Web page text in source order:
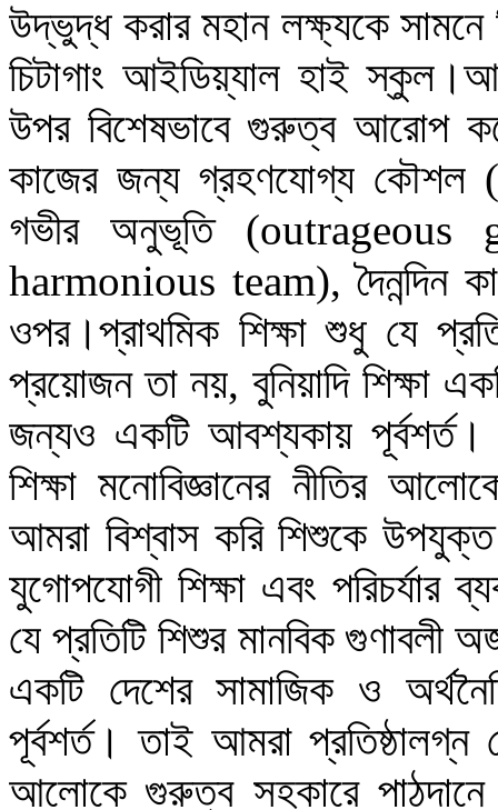
উদ্ভুদ্ধ করার মহান লক্ষ্যকে সামনে
চিটাগাং আইডিয়্যাল হাই
উপর বিশেষভাবে গুরুত্ব আরোপ
কাজের জন্য গ্রহণযোগ্য কৌশল
গভীর অনুভূতি
harmonious team), দৈনন্দিন
ওপর।প্রাথমিক শিক্ষা শুধু যে
প্রয়োজন তা নয়, বুনিয়াদি শিক্ষা
জন্যও একটি আবশ্যকায় পূর্বশর্ত।
শিক্ষা মনোবিজ্ঞানের নীতির
আমরা বিশ্বাস করি শিশুকে
যুগোপযোগী শিক্ষা এবং
যে প্রতিটি শিশুর মানবিক গুণাবলী
একটি দেশের সামাজিক ও
পূর্বশর্ত। তাই আমরা প্রতিষ্ঠালগ্ন
আলোকে গুরুত্ব সহকারে